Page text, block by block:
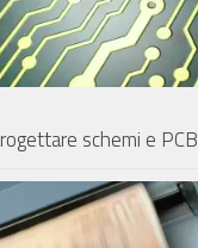
schemi e PCB